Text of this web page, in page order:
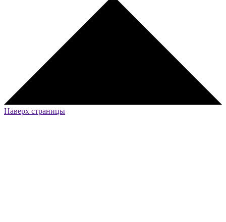
Наверх страницы